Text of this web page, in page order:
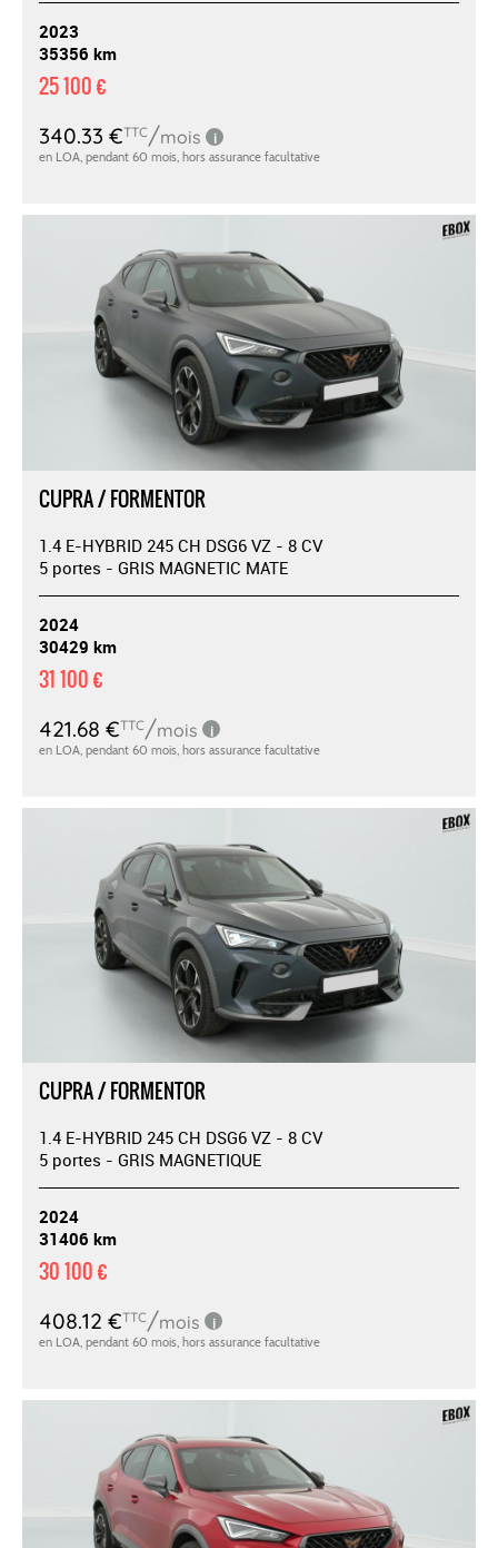
2023
35356 km
25 100 €
CUPRA / FORMENTOR
1.4 E-HYBRID 245 CH DSG6 VZ - 8 CV
5 portes - GRIS MAGNETIC MATE
2024
30429 km
31 100 €
CUPRA / FORMENTOR
1.4 E-HYBRID 245 CH DSG6 VZ - 8 CV
5 portes - GRIS MAGNETIQUE
2024
31406 km
30 100 €